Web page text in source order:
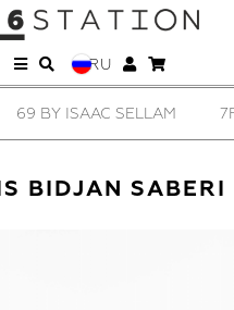
RU
69 BY ISAAC SELLAM
BIDJAN SABERI